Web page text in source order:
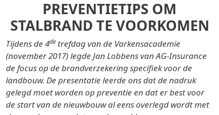
PREVENTIETIPS OM
STALBRAND TE VOORKOMEN
Tijdens de 4de trefdag van de Varkensacademie
(november 2017) legde Jan Lobbens van AG-Insurance
de focus op de brandverzekering specifiek voor de
landbouw. De presentatie leerde ons dat de nadruk
gelegd moet worden op preventie en dat er best voor
de start van de nieuwbouw al eens overlegd wordt met